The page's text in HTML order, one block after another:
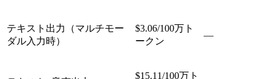
テキスト出力（マルチモー
ダル入力時）
$3.06/100万ト
ークン
—
$15.11/100万ト